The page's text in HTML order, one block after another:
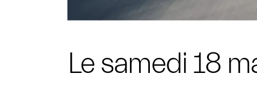
Le samedi 18